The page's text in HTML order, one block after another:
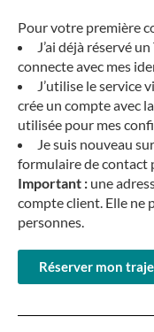
Pour votre première
J’ai déjà réservé
connecte avec mes
J’utilise le service
crée un compte avec
utilisée pour mes
Je suis nouveau
formulaire de contact
Important : une
compte client. Elle ne
personnes.
Réserver mon